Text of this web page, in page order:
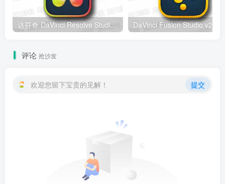
达芬奇 DaVinci Resolve Studio v21.0.4 Windows版 – 专业视频编辑与调色工具
评论 抢沙发
欢迎您留下宝贵的见解！ 提交